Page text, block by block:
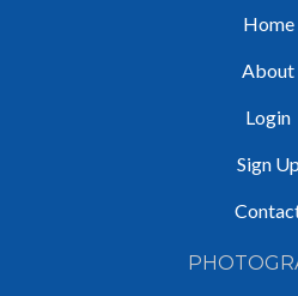
Home
About
Login
Sign Up